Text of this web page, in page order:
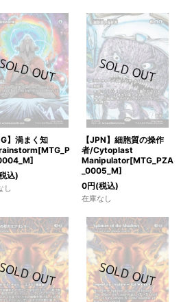
】渦まく知
込)
し
【JPN】細胞質の操作
者/Cytoplast
Manipulator[MTG_PZA
_0005_M]
0円(税込)
在庫なし